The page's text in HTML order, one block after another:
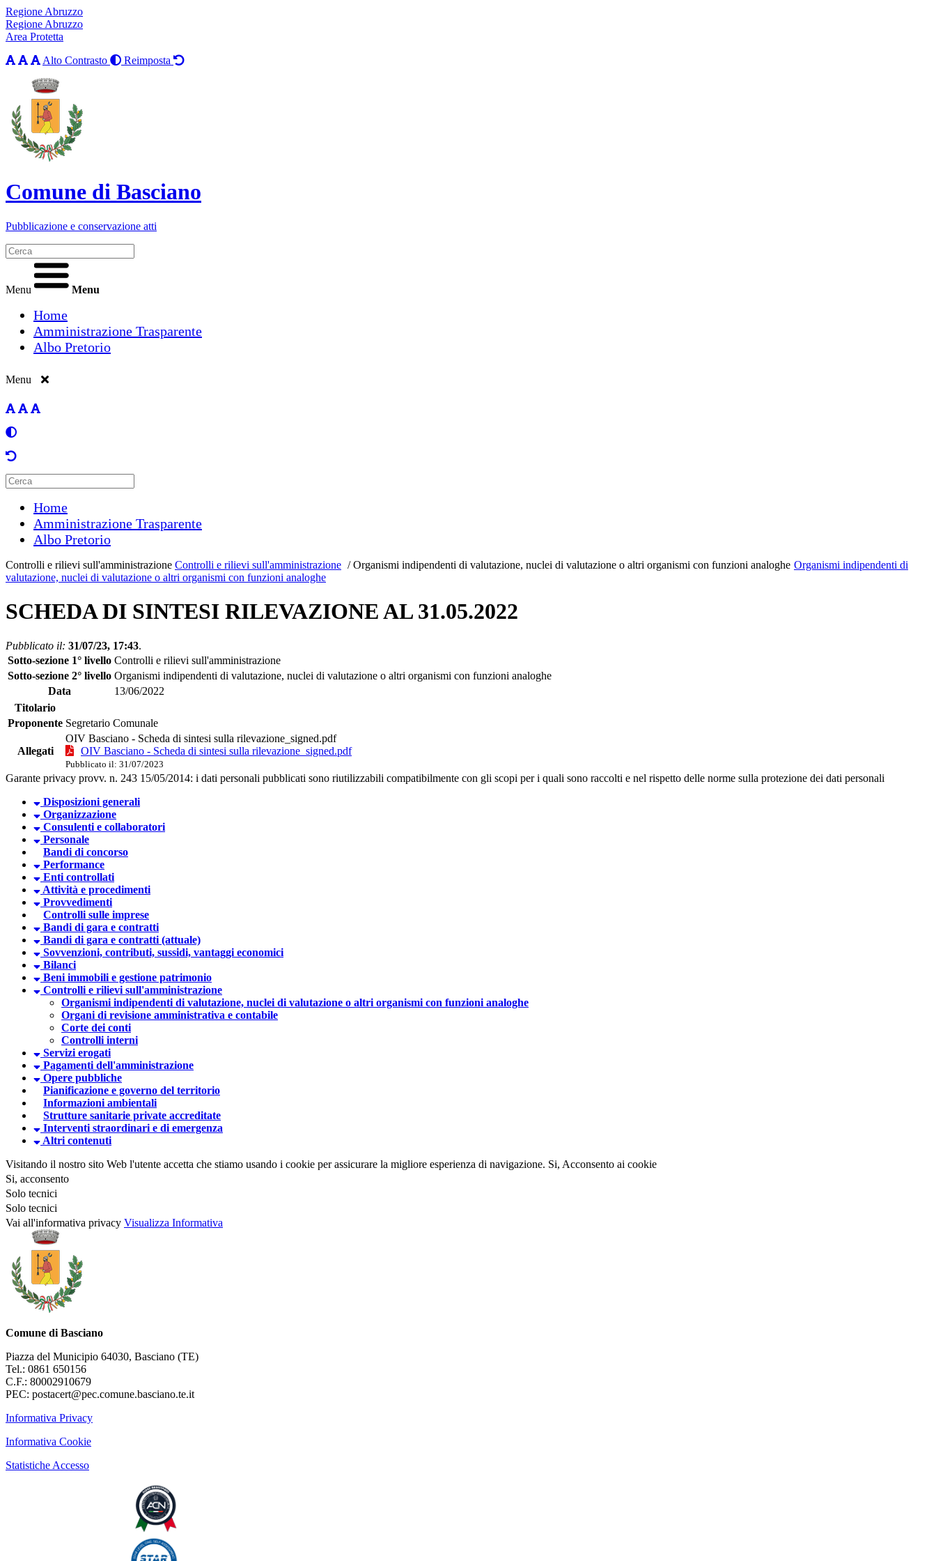
Regione Abruzzo
Regione Abruzzo
Area Protetta
Alto Contrasto
Reimposta
Comune di Basciano
Pubblicazione e conservazione atti
Menu Menu
Home
Amministrazione Trasparente
Albo Pretorio
Menu
Home
Amministrazione Trasparente
Albo Pretorio
Controlli e rilievi sull'amministrazione Controlli e rilievi sull'amministrazione /Organismi indipendenti di valutazione, nuclei di valutazione o altri organismi con funzioni analoghe Organismi indipendenti di
valutazione, nuclei di valutazione o altri organismi con funzioni analoghe
SCHEDA DI SINTESI RILEVAZIONE AL 31.05.2022
Pubblicato il: 31/07/23, 17:43.
Sotto-sezione 1° livello Controlli e rilievi sull'amministrazione
Sotto-sezione 2° livello Organismi indipendenti di valutazione, nuclei di valutazione o altri organismi con funzioni analoghe
Data
13/06/2022
Titolario
Proponente Segretario Comunale
Allegati
OIV Basciano - Scheda di sintesi sulla rilevazione_signed.pdf
OIV Basciano - Scheda di sintesi sulla rilevazione_signed.pdf
Pubblicato il: 31/07/2023
Garante privacy provv. n. 243 15/05/2014: i dati personali pubblicati sono riutilizzabili compatibilmente con gli scopi per i quali sono raccolti e nel rispetto delle norme sulla protezione dei dati personali
Disposizioni generali
Organizzazione
Consulenti e collaboratori
Personale
Bandi di concorso
Performance
Enti controllati
Attività e procedimenti
Provvedimenti
Controlli sulle imprese
Bandi di gara e contratti
Bandi di gara e contratti (attuale)
Sovvenzioni, contributi, sussidi, vantaggi economici
Bilanci
Beni immobili e gestione patrimonio
Controlli e rilievi sull'amministrazione
Organismi indipendenti di valutazione, nuclei di valutazione o altri organismi con funzioni analoghe
Organi di revisione amministrativa e contabile
Corte dei conti
Controlli interni
Servizi erogati
Pagamenti dell'amministrazione
Opere pubbliche
Pianificazione e governo del territorio
Informazioni ambientali
Strutture sanitarie private accreditate
Interventi straordinari e di emergenza
Altri contenuti
Visitando il nostro sito Web l'utente accetta che stiamo usando i cookie per assicurare la migliore esperienza di navigazione. Si, Acconsento ai cookie
Si, acconsento
Solo tecnici
Solo tecnici
Vai all'informativa privacy Visualizza Informativa
Comune di Basciano
Piazza del Municipio 64030, Basciano (TE)
Tel.: 0861 650156
C.F.: 80002910679
PEC: postacert@pec.comune.basciano.te.it
Informativa Privacy
Informativa Cookie
Statistiche Accesso